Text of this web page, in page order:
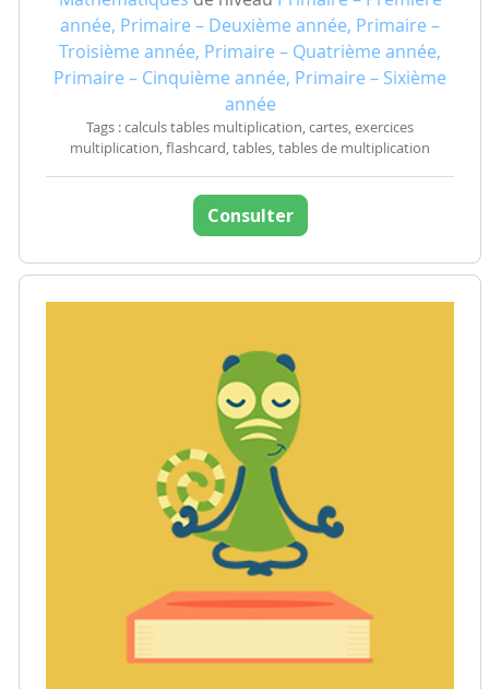
année, Primaire – Deuxième année, Primaire –
Troisième année, Primaire – Quatrième année,
Primaire – Cinquième année, Primaire – Sixième
année
Tags : calculs tables multiplication, cartes, exercices
multiplication, flashcard, tables, tables de multiplication
Consulter